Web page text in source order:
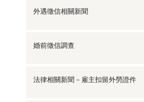
外遇徵信相關新聞
婚前徵信調查
法律相關新聞－雇主扣留外勞證件